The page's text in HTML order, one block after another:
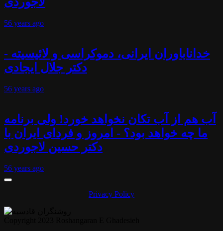
56 years ago
خداناباوران ایرانی، دموکراسی و لائیسیته -
دکتر جلال ایجادی
56 years ago
آب هم از آب تکان نخواهد خورد! ولی برنامه
ما چه خواهد بود؟ - امروز و فردای ایران با
دکتر حسین لاجوردی
56 years ago
Privacy Policy